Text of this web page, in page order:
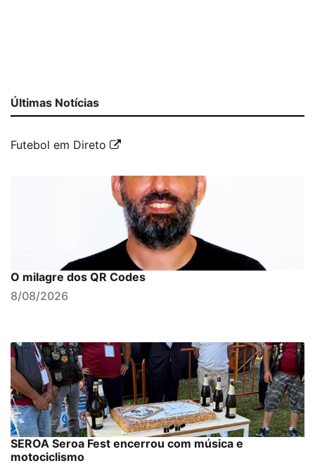
Últimas Notícias
Futebol em Direto
O milagre dos QR Codes
8/08/2026
SEROA Seroa Fest encerrou com música e
motociclismo